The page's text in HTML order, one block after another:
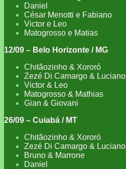
Daniel
César Menotti e Fabiano
Victor e Leo
Matogrosso e Matias
12/09 – Belo Horizonte / MG
Chitãozinho & Xororó
Zezé Di Camargo & Luciano
Victor & Leo
Matogrosso & Mathias
Gian & Giovani
26/09 – Cuiabá / MT
Chitãozinho & Xororó
Zezé Di Camargo & Luciano
Bruno & Marrone
Daniel